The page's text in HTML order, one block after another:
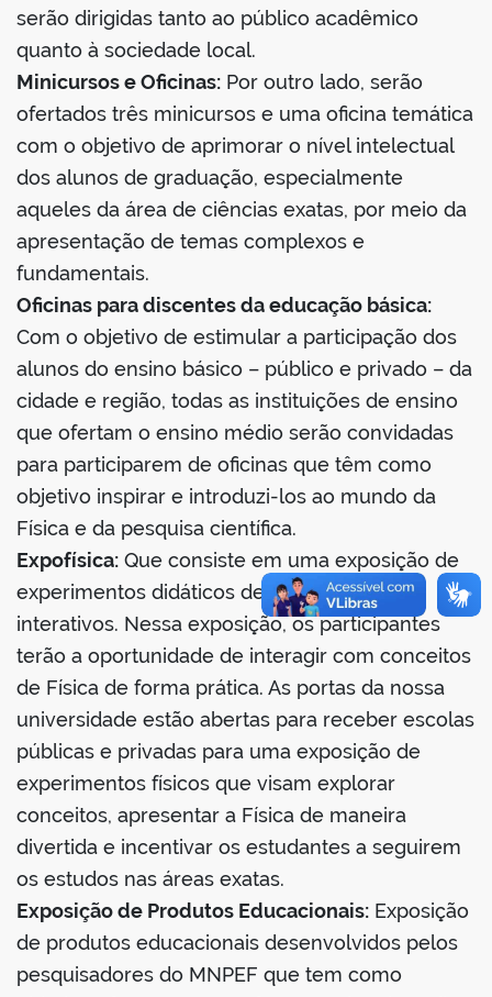
portal
serão dirigidas tanto ao público acadêmico
quanto à sociedade local.
Minicursos e Oficinas: Por outro lado, serão
ofertados três minicursos e uma oficina temática
com o objetivo de aprimorar o nível intelectual
dos alunos de graduação, especialmente
aqueles da área de ciências exatas, por meio da
apresentação de temas complexos e
fundamentais.
Oficinas para discentes da educação básica:
Com o objetivo de estimular a participação dos
alunos do ensino básico – público e privado – da
cidade e região, todas as instituições de ensino
que ofertam o ensino médio serão convidadas
para participarem de oficinas que têm como
objetivo inspirar e introduzi-los ao mundo da
Física e da pesquisa científica.
Expofísica: Que consiste em uma exposição de
experimentos didáticos demonstrativos e
interativos. Nessa exposição, os participantes
terão a oportunidade de interagir com conceitos
de Física de forma prática. As portas da nossa
universidade estão abertas para receber escolas
públicas e privadas para uma exposição de
experimentos físicos que visam explorar
conceitos, apresentar a Física de maneira
divertida e incentivar os estudantes a seguirem
os estudos nas áreas exatas.
Exposição de Produtos Educacionais: Exposição
de produtos educacionais desenvolvidos pelos
pesquisadores do MNPEF que tem como